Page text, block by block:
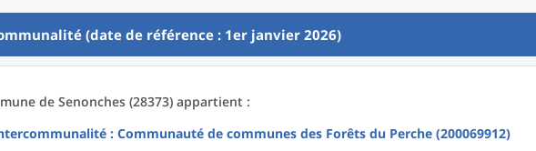
(date de référence : 1er janvier 2026)
de Senonches (28373) appartient :
: Communauté de communes des Forêts du Perche (200069912)